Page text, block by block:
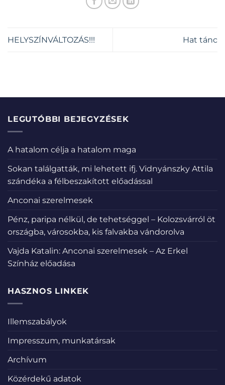
HELYSZÍNVÁLTOZÁS!!! Hat tánc
LEGUTÓBBI BEJEGYZÉSEK
A hatalom célja a hatalom maga
Sokan találgatták, mi lehetett ifj. Vidnyánszky Attila
szándéka a félbeszakított előadással
Anconai szerelmesek
Pénz, paripa nélkül, de tehetséggel – Kolozsvárról öt
országba, városokba, kis falvakba vándorolva
Vajda Katalin: Anconai szerelmesek – Az Erkel
Színház előadása
HASZNOS LINKEK
Illemszabályok
Impresszum, munkatársak
Archívum
Közérdekű adatok